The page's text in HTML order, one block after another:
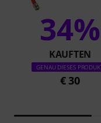
34%
KAUFTEN
GENAU DIESES
€ 30